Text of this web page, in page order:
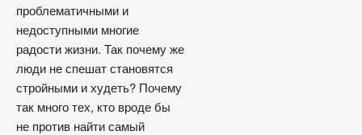
проблематичными и
недоступными многие
радости жизни. Так почему же
люди не спешат становятся
стройными и худеть? Почему
так много тех, кто вроде бы
не против найти самый